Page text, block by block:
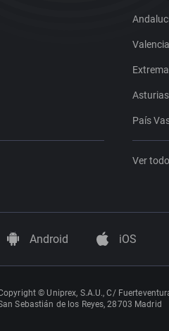
Valencia
Asturias
País
Ver todo
Android iOS
© Uniprex, S.A.U., C/
Sebastián de los Reyes, 28703 Madrid